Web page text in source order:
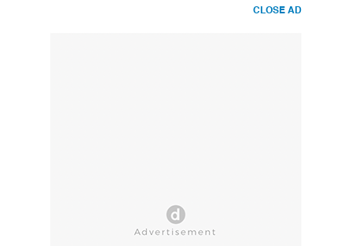
CLOSE AD